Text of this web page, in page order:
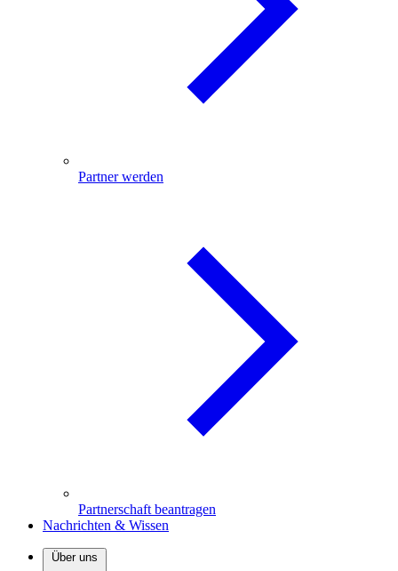
Partner werden
Partnerschaft beantragen
Nachrichten & Wissen
Über uns